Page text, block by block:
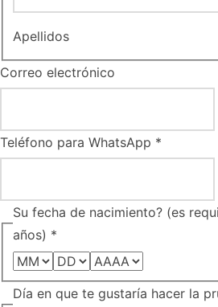
Apellidos
a
ñ
s
)
c
Correo electrónico
Teléfono para WhatsApp *
Su fecha de nacimiento? (es
años) *
Día en que te gustaría hacer la